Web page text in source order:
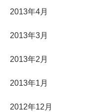
2013年4月
2013年3月
2013年2月
2013年1月
2012年12月